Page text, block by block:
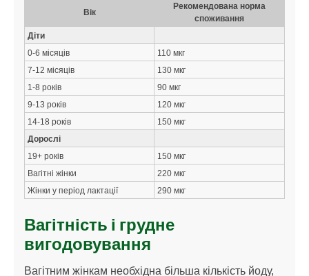
Вік
Рекомендована норма
споживання
Діти
0-6 місяців
110 мкг
7-12 місяців
130 мкг
1-8 років
90 мкг
9-13 років
120 мкг
14-18 років
150 мкг
Дорослі
19+ років
150 мкг
Вагітні жінки
220 мкг
Жінки у період лактації
290 мкг
Вагітність і грудне
вигодовування
Вагітним жінкам необхідна більша кількість йоду,